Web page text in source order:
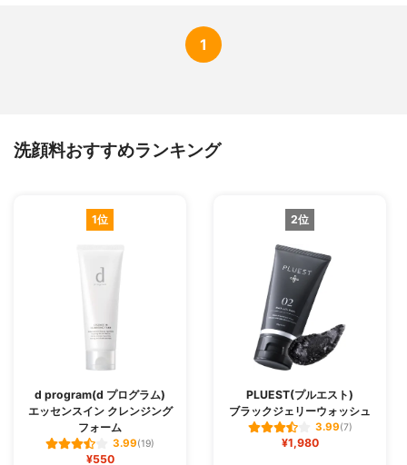
1
洗顔料おすすめランキング
1位
d program(d プログラム)
エッセンスイン クレンジング
フォーム
3.99(19)
¥550
2位
PLUEST(プルエスト)
ブラックジェリーウォッシュ
3.99(7)
¥1,980